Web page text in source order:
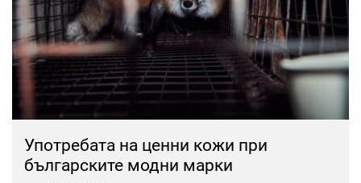
Употребата на ценни кожи при
българските модни марки